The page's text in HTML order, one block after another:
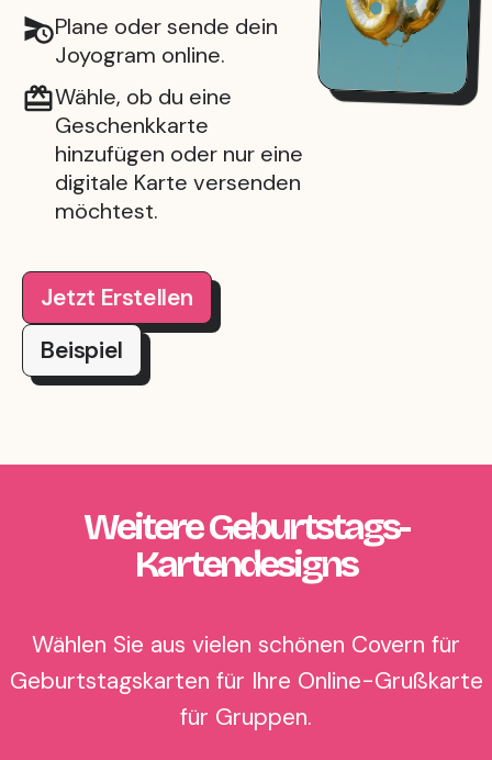
Plane oder sende dein
Joyogram online.
Wähle, ob du eine
Geschenkkarte
hinzufügen oder nur eine
digitale Karte versenden
möchtest.
Jetzt Erstellen
Beispiel
Weitere Geburtstags-
Kartendesigns
Wählen Sie aus vielen schönen Covern für
Geburtstagskarten für Ihre Online-Grußkarte
für Gruppen.